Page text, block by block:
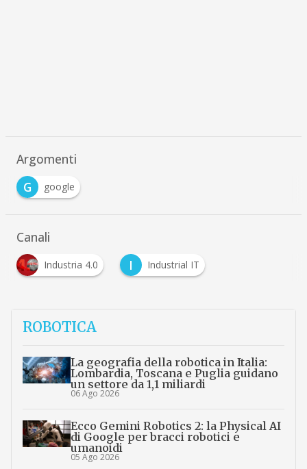
Argomenti
G
google
Canali
Industria 4.0 I
Industrial IT
ROBOTICA
La geografia della robotica in Italia:
Lombardia, Toscana e Puglia guidano
un settore da 1,1 miliardi
06 Ago 2026
Ecco Gemini Robotics 2: la Physical AI
di Google per bracci robotici e
umanoidi
05 Ago 2026